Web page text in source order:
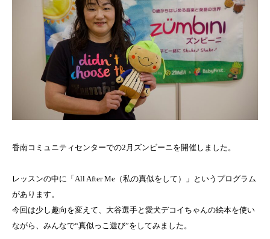
香南コミュニティセンターでの2月ズンビーニを開催しました。
レッスンの中に「All After Me（私の真似をして）」というプログラム
があります。
今回は少し趣向を変えて、大谷選手と愛犬デコイちゃんの絵本を使い
ながら、みんなで“真似っこ遊び”をしてみました。